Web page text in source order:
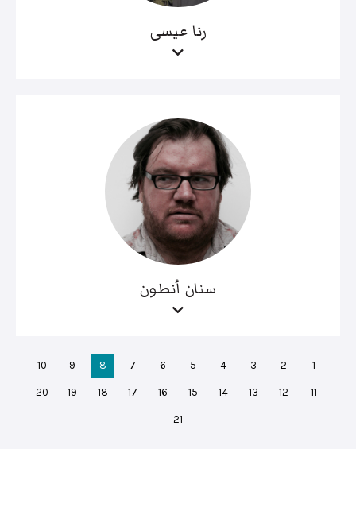
رنا عيسى
سنان أنطون
1
2
3
4
5
6
7
8
9
10
11
12
13
14
15
16
17
18
19
20
21